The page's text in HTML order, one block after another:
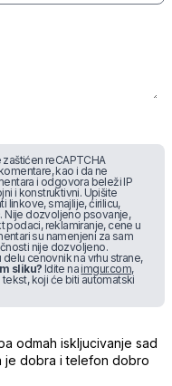
zaštićen reCAPTCHA
kao i da ne
i odgovora beleži IP
i konstruktivni. Upišite
linkove, smajlije, ćirilicu,
Nije dozvoljeno psovanje,
podaci, reklamiranje, cene u
su namenjeni za sam
nije dozvoljeno.
cenovnik na vrhu strane,
sliku? Idite na imgur.com,
koji će biti automatski
odmah iskljucivanje sad
je dobra i telefon dobro